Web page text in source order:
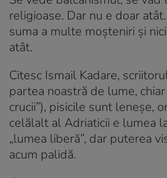
religioase. Dar nu e doar
suma a multe moșteniri și
atât.
Citesc Ismail Kadare,
partea noastră de lume, chiar
crucii”), pisicile sunt leneșe,
celălalt al Adriaticii e lumea
„lumea liberă”, dar puterea
acum palidă.